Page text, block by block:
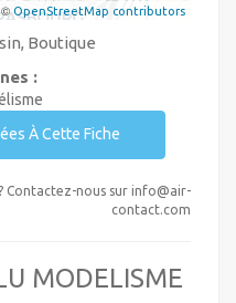
©OpenStreetMap contributors
Boutique
:
À Cette Fiche
Contactez-nous sur info@air-
contact.com
MODELISME